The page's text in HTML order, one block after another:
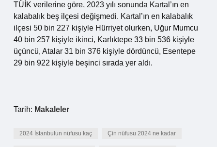
TÜİK verilerine göre, 2023 yılı sonunda Kartal’ın en
kalabalık beş ilçesi değişmedi. Kartal’ın en kalabalık
ilçesi 50 bin 227 kişiyle Hürriyet olurken, Uğur Mumcu
40 bin 257 kişiyle ikinci, Karlıktepe 33 bin 536 kişiyle
üçüncü, Atalar 31 bin 376 kişiyle dördüncü, Esentepe
29 bin 922 kişiyle beşinci sırada yer aldı.
Tarih: Makaleler
2024 İstanbulun nüfusu kaç Çin nüfusu 2024 ne kadar